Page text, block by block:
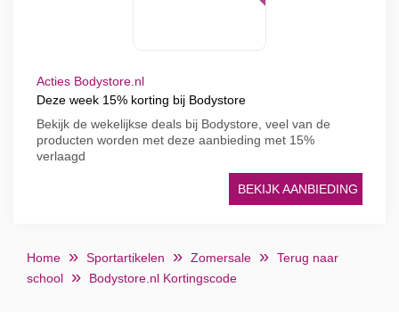
Acties Bodystore.nl
Deze week 15% korting bij Bodystore
Bekijk de wekelijkse deals bij Bodystore, veel van de
producten worden met deze aanbieding met 15%
verlaagd
BEKIJK AANBIEDING
Home Sportartikelen Zomersale
Terug naar
school
Bodystore.nl Kortingscode